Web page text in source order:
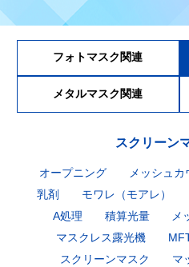
フォトマスク関連
メタルマスク関連
スクリーン
オープニング メッシュカ
乳剤
モワレ（モアレ）
A処理
積算光量 メ
マスクレス露光機
スクリーンマスク
マ